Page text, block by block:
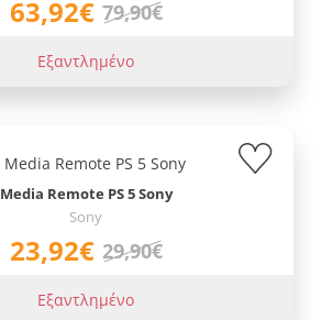
63,92€ 79,90€
Εξαντλημένο
Media Remote PS 5 Sony
Sony
23,92€ 29,90€
Εξαντλημένο